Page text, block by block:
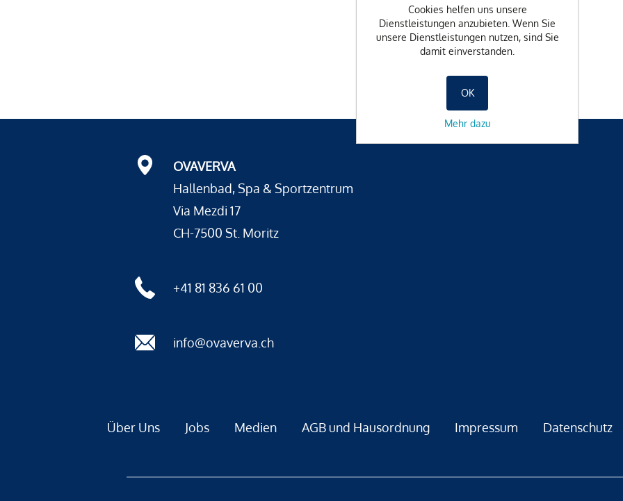
OVAVERVA
Hallenbad, Spa & Sportzentrum
Via Mezdi 17
CH-7500 St. Moritz
+41 81 836 61 00
info@ovaverva.ch
Über Uns Jobs Medien AGB und Hausordnung Impressum Datenschutz
Cookies helfen uns unsere
Dienstleistungen anzubieten. Wenn Sie
unsere Dienstleistungen nutzen, sind Sie
damit einverstanden.
OK
Mehr dazu